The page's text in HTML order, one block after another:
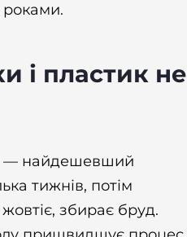
роками.
і пластик не
— найдешевший
тижнів, потім
збирає бруд.